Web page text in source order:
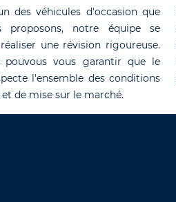
des véhicules d'occasion que
proposons, notre équipe se
une révision rigoureuse.
pouvous vous garantir que le
l'ensemble des conditions
de mise sur le marché.